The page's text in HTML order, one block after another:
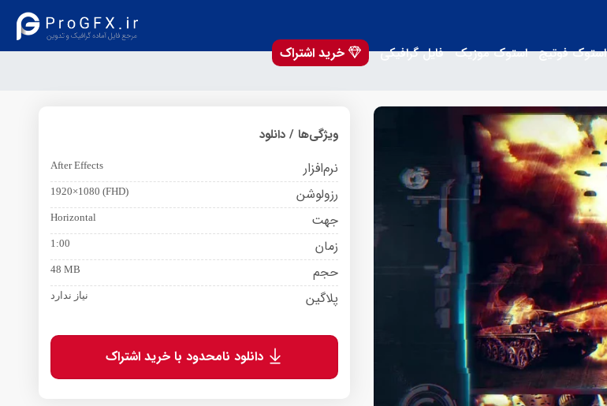
استوک فوتیج استوک موزیک فایل گرافیکی
خرید اشتراک
ویژگی‌ها / دانلود
نرم‌افزار After Effects
رزولوشن 1920×1080 (FHD)
جهت Horizontal
زمان 1:00
حجم 48 MB
پلاگین نیاز ندارد
دانلود نامحدود با خرید اشتراک